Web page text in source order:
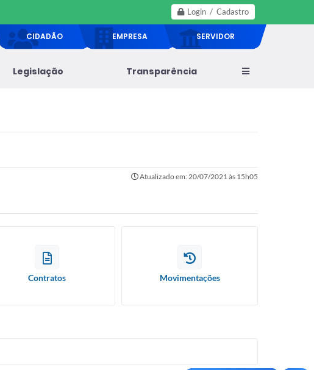
Login / Cadastro
CIDADÃO EMPRESA SERVIDOR
Legislação Transparência
Atualizado em: 20/07/2021 às 15h05
Contratos Movimentações